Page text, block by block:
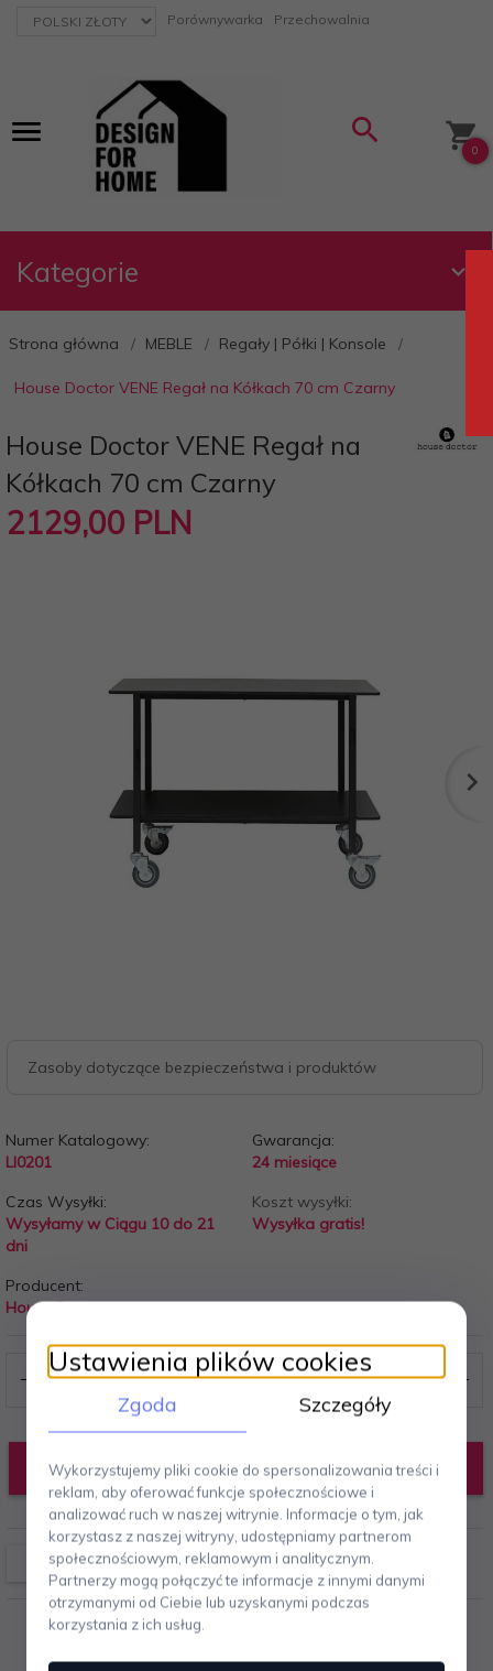
currency_h Porównywarka Przechowalnia
0
Kategorie
Strona główna MEBLE Regały | Półki | Konsole
House Doctor VENE Regał na Kółkach 70 cm Czarny
House Doctor VENE Regał na
Kółkach 70 cm Czarny
2129,00 PLN
Zasoby dotyczące bezpieczeństwa i produktów
Numer Katalogowy:
LI0201
Gwarancja:
24 miesiące
Czas Wysyłki:
Wysyłamy w Ciągu 10 do 21
dni
Koszt wysyłki:
Wysyłka gratis!
Producent:
House Doctor
DODAJ DO KOSZYKA
Ustawienia plików cookies
Zgoda Szczegóły
Wykorzystujemy pliki cookie do spersonalizowania treści i
reklam, aby oferować funkcje społecznościowe i
analizować ruch w naszej witrynie. Informacje o tym, jak
korzystasz z naszej witryny, udostępniamy partnerom
społecznościowym, reklamowym i analitycznym.
Partnerzy mogą połączyć te informacje z innymi danymi
otrzymanymi od Ciebie lub uzyskanymi podczas
korzystania z ich usług.